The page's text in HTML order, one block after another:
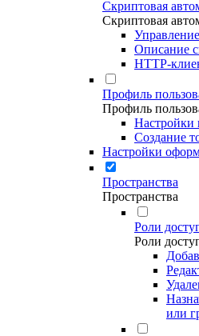
Скриптовая
Скриптовая
Описание
HTTP-
Профиль
Профиль
Настройки
Создание
Настройки
Пространства
Пространства
Роли
Роли
или